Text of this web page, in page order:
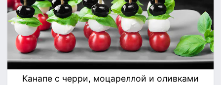
Канапе с черри, моцареллой и оливками